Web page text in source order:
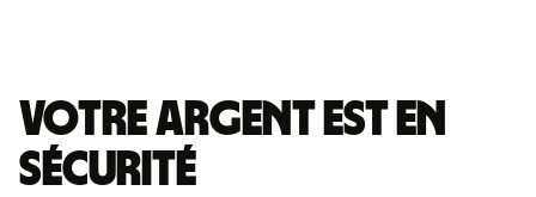
Votre argent est en
sécurité